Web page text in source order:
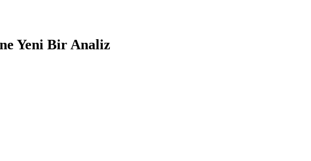
Yeni Bir Analiz